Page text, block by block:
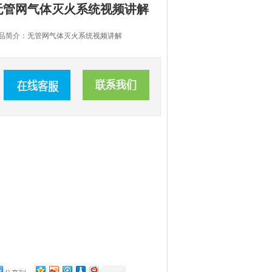
管网气体灭火系统视频讲解
简介：无管网气体灭火系统视频讲解